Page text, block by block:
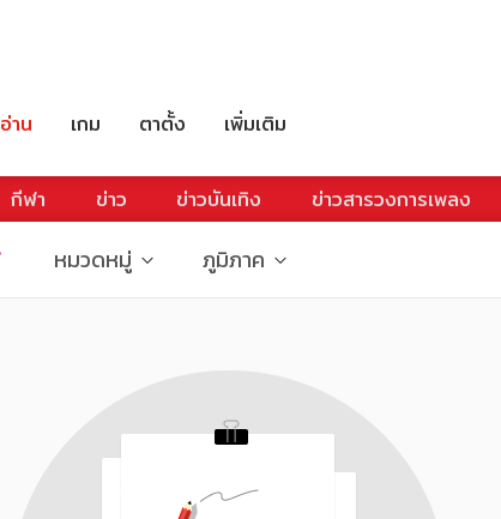
อ่าน เกม ตาตั้ง เพิ่มเติม
กีฬา ข่าว ข่าวบันเทิง ข่าวสารวงการเพลง
หมวดหมู่ ภูมิภาค